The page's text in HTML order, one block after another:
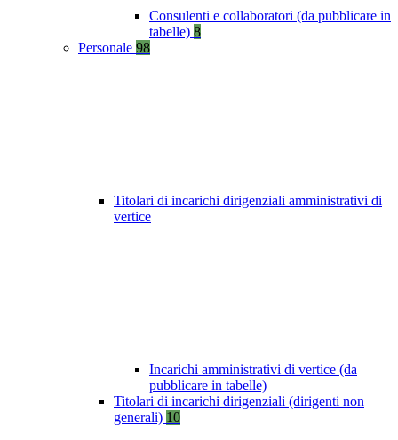
Consulenti e collaboratori (da pubblicare in
tabelle) 8
Personale 98
Titolari di incarichi dirigenziali amministrativi di
vertice
Incarichi amministrativi di vertice (da
pubblicare in tabelle)
Titolari di incarichi dirigenziali (dirigenti non
generali) 10